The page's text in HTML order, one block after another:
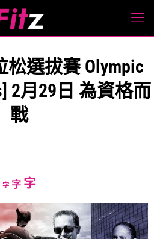
松選拔賽 Olympic
2月29日 為資格而
戰
字Decrease
size.
字Reset
size.
字Increase
size.